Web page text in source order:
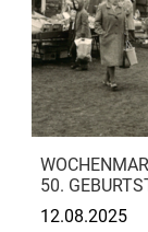
50.
12.08.2025